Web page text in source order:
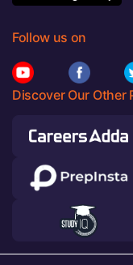
Follow us on
Discover Our Other